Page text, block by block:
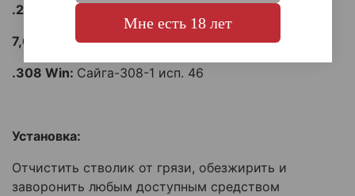
.223 Rem:Сайга-МК 223 исп. 03
7,62:
Сайга-МК 7,62 исп.03, исп. 33
.308 Win: Сайга-308-1 исп. 46
Установка:
Отчистить стволик от грязи, обезжирить и
заворонить любым доступным средством
Мне есть 18 лет